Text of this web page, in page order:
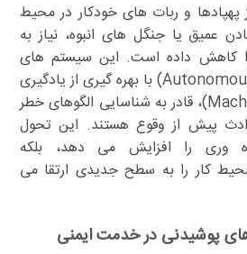
پهپادها و ربات های خودکار در محیط
عمیق یا جنگل های انبوه، نیاز به
کاهش داده است. این سیستم های
خودمختار (Autonomous Systems) با بهره گیری از یادگیری
ماشین (Machine Learning)، قادر به شناسایی الگوهای خطر
پیش از وقوع هستند. این تحول
وری را افزایش می دهد، بلکه
کار را به سطح جدیدی ارتقا می
پوشیدنی در خدمت ایمنی